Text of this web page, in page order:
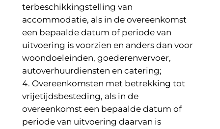
terbeschikkingstelling van
accommodatie, als in de overeenkomst
een bepaalde datum of periode van
uitvoering is voorzien en anders dan voor
woondoeleinden, goederenvervoer,
autoverhuurdiensten en catering;
Overeenkomsten met betrekking tot
vrijetijdsbesteding, als in de
overeenkomst een bepaalde datum of
periode van uitvoering daarvan is